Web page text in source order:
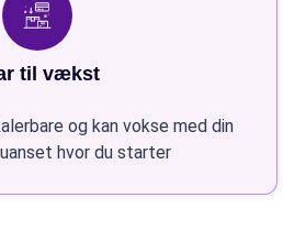
til vækst
og kan vokse med din
hvor du starter